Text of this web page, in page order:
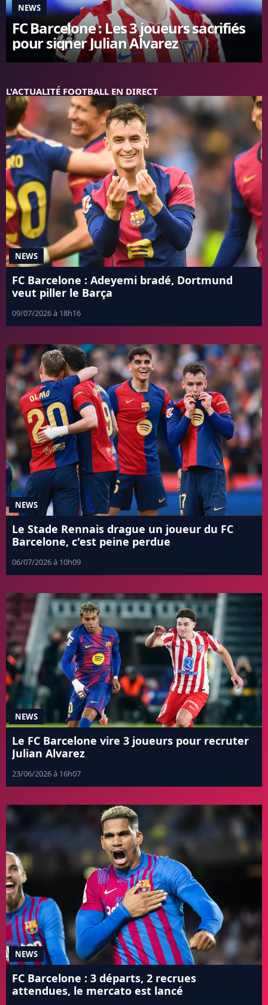
FC BARCELONE
MANCHESTER UNITED
CHELSEA
L'AVIS DE LA RÉDAC'
NEWS
FC Barcelone : Les 3 joueurs sacrifiés
pour signer Julian Alvarez
L'ACTUALITÉ FOOTBALL EN DIRECT
NEWS
FC Barcelone : Adeyemi bradé, Dortmund
veut piller le Barça
09/07/2026 à 18h16
NEWS
Le Stade Rennais drague un joueur du FC
Barcelone, c'est peine perdue
06/07/2026 à 10h09
NEWS
Le FC Barcelone vire 3 joueurs pour recruter
Julian Alvarez
23/06/2026 à 16h07
NEWS
FC Barcelone : 3 départs, 2 recrues
attendues, le mercato est lancé